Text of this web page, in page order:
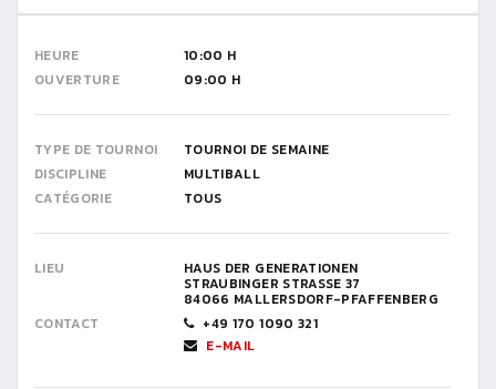
HEURE
10:00 H
OUVERTURE
09:00 H
TYPE DE TOURNOI
TOURNOI DE SEMAINE
DISCIPLINE
MULTIBALL
CATÉGORIE
TOUS
LIEU HAUS DER GENERATIONEN
STRAUBINGER STRASSE 37
84066 MALLERSDORF-PFAFFENBERG
CONTACT
+49 170 1090 321
E-MAIL